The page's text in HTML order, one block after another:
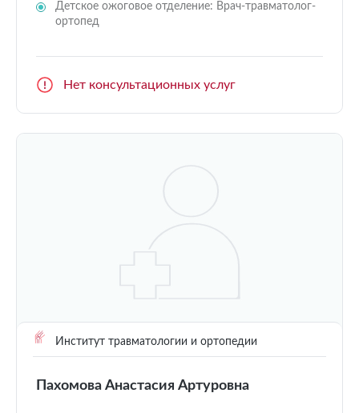
Детское ожоговое отделение: Врач-травматолог-
ортопед
Нет консультационных услуг
Институт травматологии и ортопедии
Пахомова Анастасия Артуровна